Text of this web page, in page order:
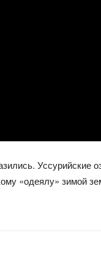
Уссурийские
«одеялу» зимой